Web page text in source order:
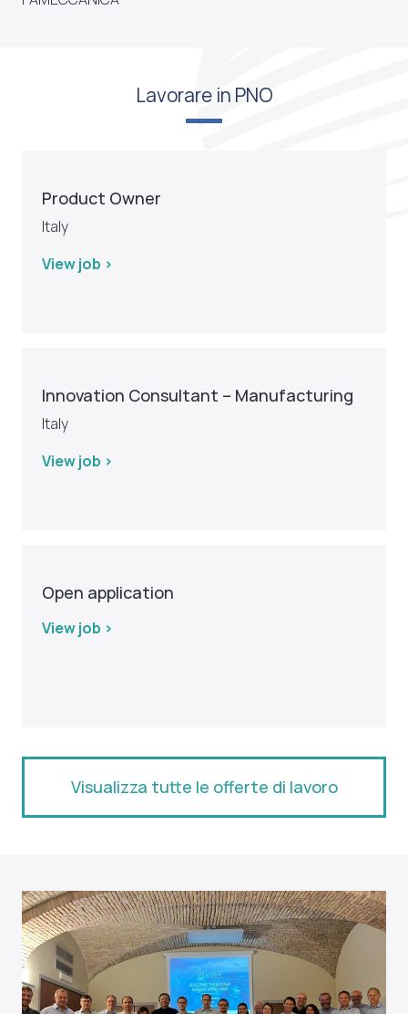
Lavorare in PNO
Product Owner
Italy
View job >
Innovation Consultant – Manufacturing
Italy
View job >
Open application
View job >
Visualizza tutte le offerte di lavoro